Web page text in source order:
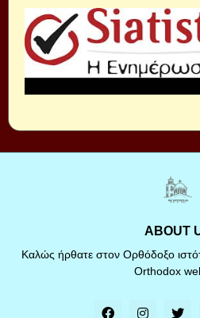
ABOUT
Καλώς ήρθατε στον Ορθόδοξο
Orthodox